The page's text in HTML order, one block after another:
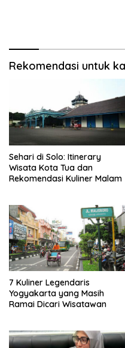
Rekomendasi untuk
Sehari di Solo: Itinerary
Wisata Kota Tua dan
Rekomendasi Kuliner Malam
7 Kuliner Legendaris
Yogyakarta yang Masih
Ramai Dicari Wisatawan